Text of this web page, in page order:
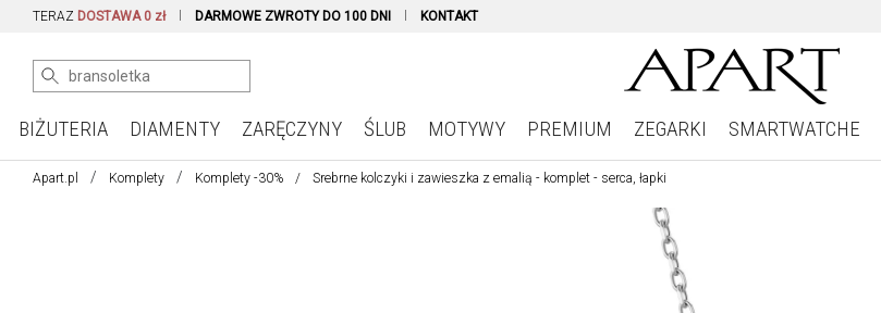
TERAZ DOSTAWA 0 zł DARMOWE ZWROTY DO 100 DNI KONTAKT
BIŻUTERIA DIAMENTY ZARĘCZYNY ŚLUB MOTYWY PREMIUM ZEGARKI SMARTWATCHE
Apart.pl Komplety Komplety -30% Srebrne kolczyki i zawieszka z emalią - komplet - serca, łapki